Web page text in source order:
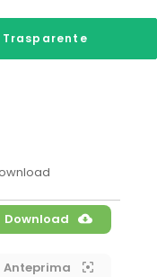
Trasparente
Download
Anteprima